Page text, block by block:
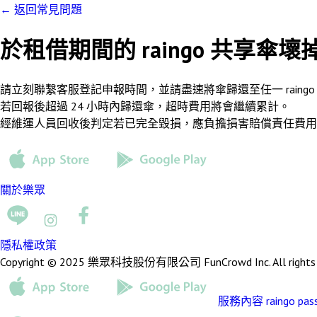
← 返回常見問題
於租借期間的 raingo 共享傘壞
請立刻聯繫客服登記申報時間，並請盡速將傘歸還至任一
若回報後超過 24 小時內歸還傘，超時費用將會繼續累計。
經維運人員回收後判定若已完全毀損，應負擔損害賠償責任費
關於樂眾
隱私權政策
Copyright © 2025 樂眾科技股份有限公司 FunCrowd Inc. All rights
服務內容 raingo